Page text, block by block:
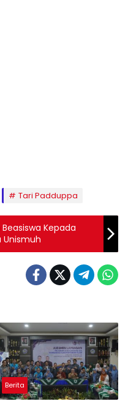
Tari Padduppa
Kepada
Unismuh
Berita